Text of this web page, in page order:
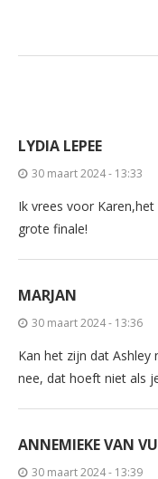
LYDIA LEPEE
30 maart 2024 - 13:33
Ik vrees voor
grote finale!
MARJAN
30 maart 2024 - 13:36
Kan het zijn dat
nee, dat hoeft niet als
ANNEMIEKE VAN
30 maart 2024 - 13:39